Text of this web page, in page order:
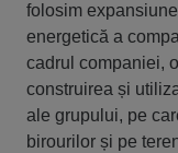
folosim
energetică a
cadrul companiei,
construirea și
ale grupului, pe
birourilor și pe